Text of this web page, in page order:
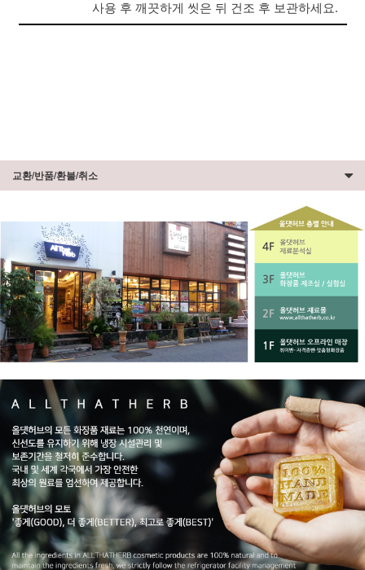
사용 후 깨끗하게 씻은 뒤 건조 후 보관하세요.
교환/반품/환불/취소